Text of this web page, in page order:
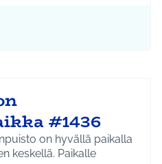
#1436
on hyvällä paikalla
keskellä. Paikalle